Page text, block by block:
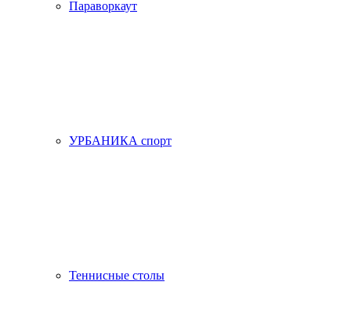
Параворкаут
УРБАНИКА спорт
Теннисные столы